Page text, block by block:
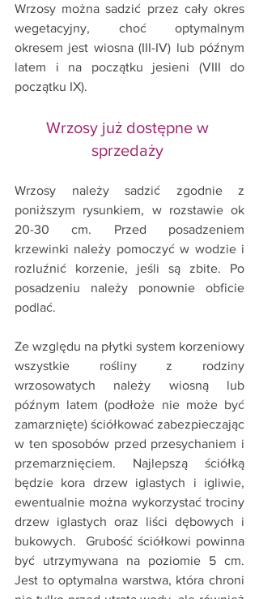
Wrzosy można sadzić przez cały okres
wegetacyjny, choć optymalnym
okresem jest wiosna (III-IV) lub późnym
latem i na początku jesieni (VIII do
początku IX).
Wrzosy już dostępne w
sprzedaży
Wrzosy należy sadzić zgodnie z
poniższym rysunkiem, w rozstawie ok
20-30 cm. Przed posadzeniem
krzewinki należy pomoczyć w wodzie i
rozluźnić korzenie, jeśli są zbite. Po
posadzeniu należy ponownie obficie
podlać.
Ze względu na płytki system korzeniowy
wszystkie rośliny z rodziny
wrzosowatych należy wiosną lub
późnym latem (podłoże nie może być
zamarznięte) ściółkować zabezpieczając
w ten sposobów przed przesychaniem i
przemarznięciem. Najlepszą ściółką
będzie kora drzew iglastych i igliwie,
ewentualnie można wykorzystać trociny
drzew iglastych oraz liści dębowych i
bukowych.  Grubość ściółkowi powinna
być utrzymywana na poziomie 5 cm.
Jest to optymalna warstwa, która chroni